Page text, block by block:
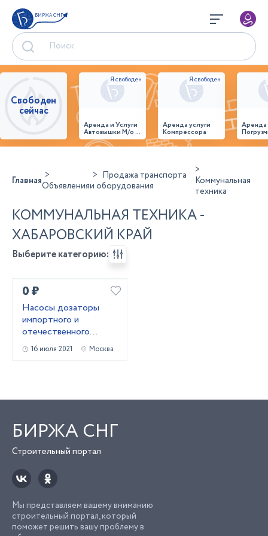
БИРЖА СНГ
Свободен
сейчас
Аренда и Услуги
Автовышки М/о г.
Домодедово
26,28,32 место
Аренда услуги
Компрессора
ГлавнаяОбъявления
Продажа транспорта
и оборудования
Коммунальная
техника
КОММУНАЛЬНАЯ ТЕХНИКА -
ХАБАРОВСКИЙ КРАЙ
Выберите категорию:
0 ₽
Насосы дозаторы
импортного и
отечественного
производства
16 июля 2021 Москва
БИРЖА СНГ
Строительный портал
Мы представляем вашему вниманию
строительный портал, который
поможет решить вашу проблему в